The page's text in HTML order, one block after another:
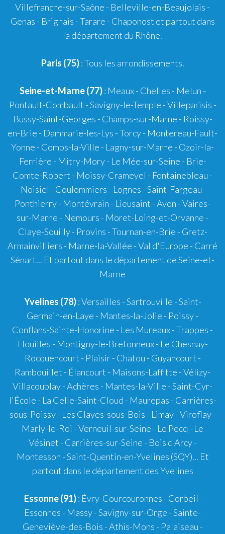
Villefranche-sur-Saône - Belleville-en-Beaujolais -
Genas - Brignais -Tarare - Chaponost et partout dans
la département du Rhône.
Paris (75): Tous les arrondissements.
Seine-et-Marne (77): Meaux - Chelles - Melun -
Pontault-Combault - Savigny-le-Temple - Villeparisis -
Bussy-Saint-Georges - Champs-sur-Marne - Roissy-
en-Brie - Dammarie-les-Lys - Torcy - Montereau-Fault-
Yonne - Combs-la-Ville - Lagny-sur-Marne - Ozoir-la-
Ferrière - Mitry-Mory - Le Mée-sur-Seine - Brie-
Comte-Robert - Moissy-Crameyel - Fontainebleau -
Noisiel - Coulommiers - Lognes - Saint-Fargeau-
Ponthierry - Montévrain - Lieusaint - Avon - Vaires-
sur-Marne - Nemours - Moret-Loing-et-Orvanne -
Claye-Souilly - Provins - Tournan-en-Brie - Gretz-
Armainvilliers - Marne-la-Vallée - Val d'Europe - Carré
Sénart... Et partout dans le département de Seine-et-
Marne
Yvelines (78): Versailles - Sartrouville - Saint-
Germain-en-Laye - Mantes-la-Jolie - Poissy -
Conflans-Sainte-Honorine - Les Mureaux - Trappes -
Houilles - Montigny-le-Bretonneux - Le Chesnay-
Rocquencourt - Plaisir - Chatou - Guyancourt -
Rambouillet - Élancourt - Maisons-Laffitte - Vélizy-
Villacoublay - Achères - Mantes-la-Ville - Saint-Cyr-
l'École - La Celle-Saint-Cloud - Maurepas - Carrières-
sous-Poissy - Les Clayes-sous-Bois - Limay - Viroflay -
Marly-le-Roi - Verneuil-sur-Seine - Le Pecq - Le
Vésinet - Carrières-sur-Seine - Bois d'Arcy -
Montesson - Saint-Quentin-en-Yvelines (SQY)... Et
partout dans le département des Yvelines
Essonne (91): Évry-Courcouronnes - Corbeil-
Essonnes - Massy - Savigny-sur-Orge - Sainte-
Geneviève-des-Bois - Athis-Mons - Palaiseau -